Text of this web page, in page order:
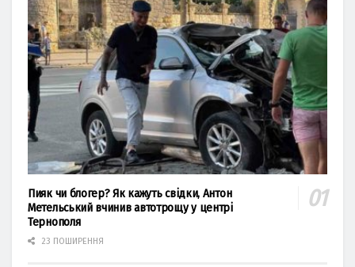
Пияк чи блогер? Як кажуть свідки, Антон
Метельський вчинив автотрощу у центрі
Тернополя
23 ПОШИРЕННЯ